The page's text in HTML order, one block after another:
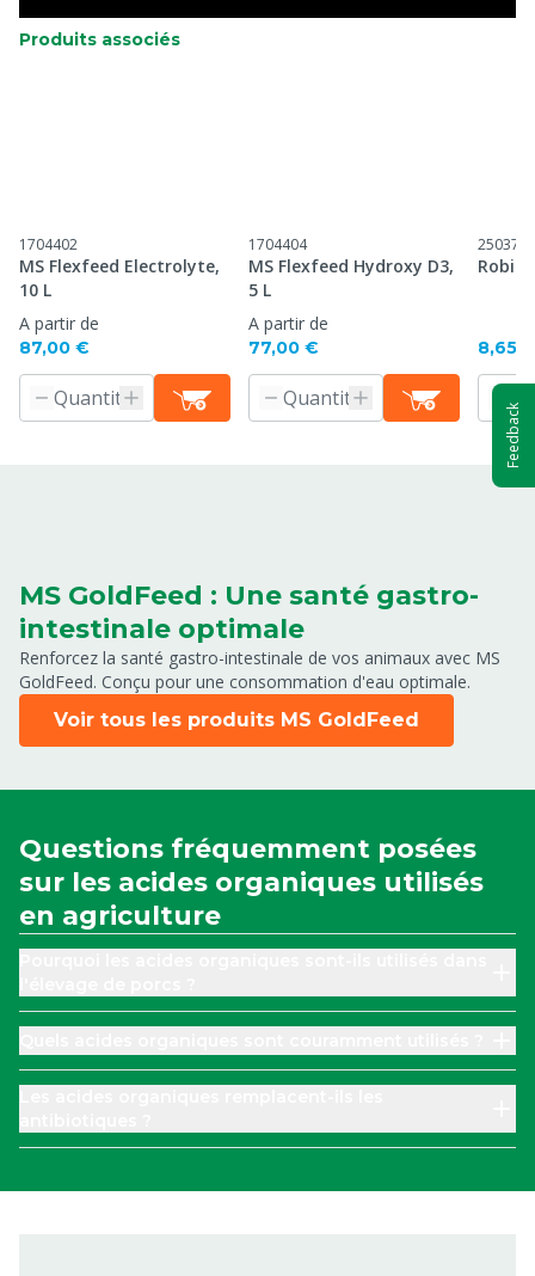
Produits associés
1704402
MS Flexfeed Electrolyte,
10 L
A partir de
87,00 €
1704404
MS Flexfeed Hydroxy D3,
5 L
A partir de
77,00 €
2503710
8,65 €
MS GoldFeed : Une santé gastro-
intestinale optimale
Renforcez la santé gastro-intestinale de vos animaux avec MS
GoldFeed. Conçu pour une consommation d'eau optimale.
Voir tous les produits MS GoldFeed
Questions fréquemment posées
sur les acides organiques utilisés
en agriculture
Feedback